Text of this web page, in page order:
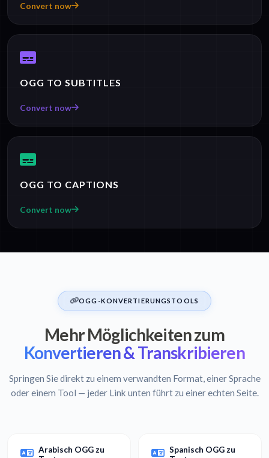
Convert now
OGG TO SUBTITLES
Convert now
OGG TO CAPTIONS
Convert now
OGG-KONVERTIERUNGSTOOLS
Mehr Möglichkeiten zum
Konvertieren & Transkribieren
Springen Sie direkt zu einem verwandten Format, einer Sprache
oder einem Tool — jeder Link unten führt zu einer echten Seite.
Arabisch OGG zu
Spanisch OGG zu